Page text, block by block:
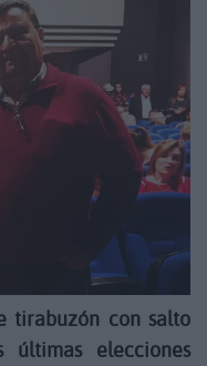
tirabuzón con salto
elecciones